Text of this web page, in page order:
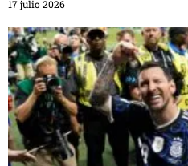
17 julio 2026